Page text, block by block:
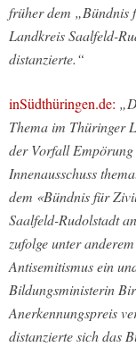
früher dem „Bündnis
Landkreis Saalfeld-
distanzierte.“
inSüdthüringen.de:
Thema im Thüringer
der Vorfall
Innenausschuss
dem «Bündnis für
Saalfeld-Rudolstadt
zufolge unter
Antisemitismus ein
Bildungsministerin
Anerkennungspreis
distanzierte sich das